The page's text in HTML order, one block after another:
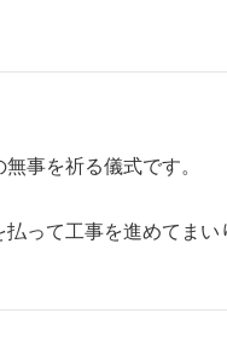
事を祈る儀式です。
って工事を進めてまい